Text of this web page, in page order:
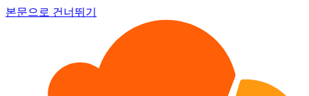
본문으로 건너뛰기